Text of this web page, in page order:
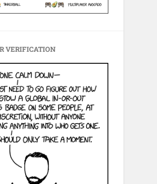
VERIFICATION